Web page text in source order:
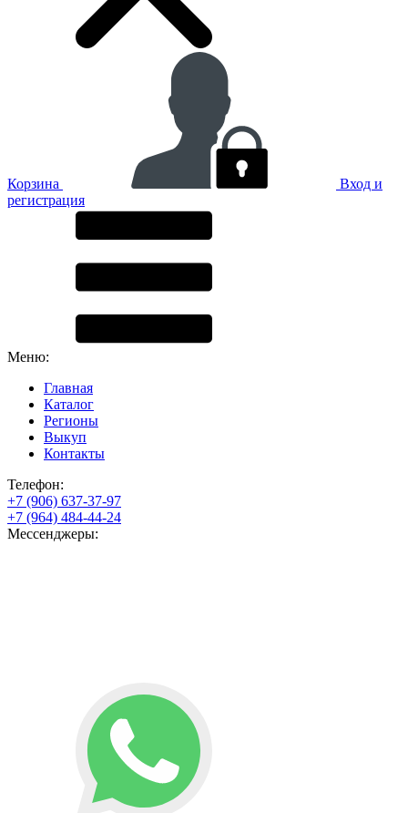
Корзина
Вход и
регистрация
Меню:
Главная
Каталог
Регионы
Выкуп
Контакты
Телефон:
+7 (906) 637-37-97
+7 (964) 484-44-24
Мессенджеры: